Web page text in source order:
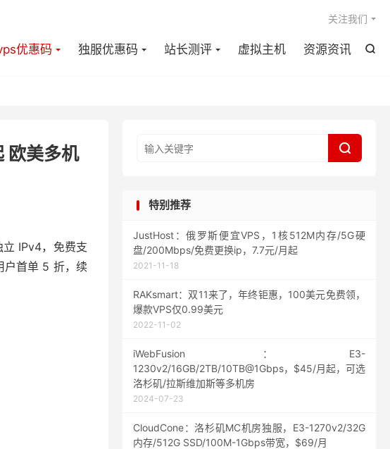

优惠码 独服优惠码 站长测评 虚拟主机 资源资讯
关注我们
欧美多机
IPv4，免费支
户首单 5 折，续

特别推荐
JustHost：俄罗斯便宜VPS，1核512M内存/5G硬
盘/200Mbps/免费更换ip，7.7元/月起
2021-11-18
RAKsmart：双11来了，年终钜惠，100美元免费领，
爆款VPS仅0.99美元
2022-11-02
iWebFusion：E3-
1230v2/16GB/2TB/10TB@1Gbps，$45/月起，可选
洛杉矶/拉斯维加斯等多机房
2024-07-23
CloudCone：洛杉矶MC机房独服，E3-1270v2/32G
内存/512G SSD/100M-1Gbps带宽，$69/月